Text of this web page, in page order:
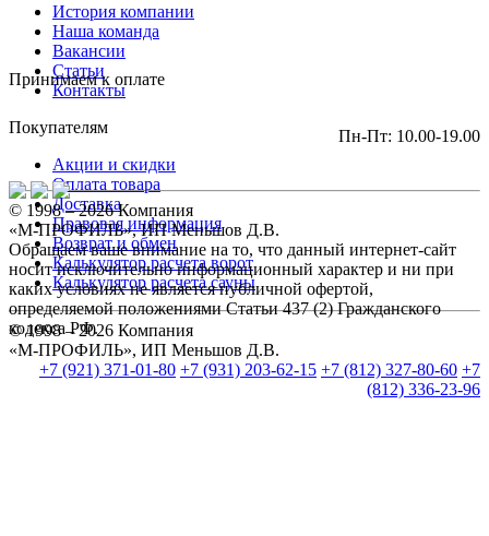
История компании
Наша команда
Вакансии
Статьи
Контакты
Покупателям
Акции и скидки
Оплата товара
Доставка
Правовая информация
Возврат и обмен
Калькулятор расчета ворот
Калькулятор расчета сауны
© 1998 – 2026 Компания
«М-ПРОФИЛЬ», ИП Меньшов Д.В.
+7 (921) 371-01-80 +7 (931) 203-62-15 +7 (812) 327-80-60 +7
(812) 336-23-96
Принимаем к оплате
Пн-Пт: 10.00-19.00
© 1998 – 2026 Компания
«М-ПРОФИЛЬ», ИП Меньшов Д.В.
Обращаем ваше внимание на то, что данный интернет-сайт
носит исключительно информационный характер и ни при
каких условиях не является публичной офертой,
определяемой положениями Статьи 437 (2) Гражданского
кодекса РФ.